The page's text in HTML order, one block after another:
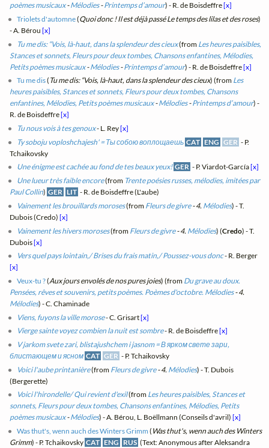
poèmes musicaux-Mélodies-Printemps d’amour) - R. de Boisdeffre[x]
Triolets d'automne(Quoi donc ! Il est déjà passé Le temps des lilas et des roses)
- A. Bérou[x]
Tu me dis: “Vois, là-haut, dans la splendeur des cieux(from Les heures paisibles,
Stances et sonnets, Fleurs pour deux tombes, Chansons enfantines, Mélodies,
Petits poèmes musicaux-Mélodies-Printemps d’amour) - R. de Boisdeffre[x]
Tu me dis( Tu me dis: “Vois, là-haut, dans la splendeur des cieux) (from Les
heures paisibles, Stances et sonnets, Fleurs pour deux tombes, Chansons
enfantines, Mélodies, Petits poèmes musicaux-Mélodies-Printemps d’amour) -
R. de Boisdeffre[x]
Tu nous vois à tes genoux- L. Rey[x]
Ty soboju voploshchajesh' = Ты собою воплощаешь CAT ENG GER - P.
Tchaikovsky
Une énigme est cachée au fond de tes beaux yeux! GER - P. Viardot-García[x]
Une lueur très faible encore(from Trente poésies russes, mélodies, imitées par
Paul Collin) GER LIT - R. de Boisdeffre (L'aube)
Vainement les brouillards moroses(from Fleurs de givre- 4. Mélodies) - T.
Dubois (Credo)[x]
Vainement les hivers moroses(from Fleurs de givre- 4. Mélodies) (Credo) - T.
Dubois[x]
Vers quel pays lointain,/ Brises du frais matin,/ Poussez-vous donc- R. Berger
[x]
Veux-tu ?(Aux jours envolés de nos pures joies) (from Du grave au doux.
Pensées, rêves et souvenirs, petits poèmes. Poèmes d'octobre. Mélodies- 4.
Mélodies) - C. Chaminade
Viens, fuyons la ville morose- C. Grisart[x]
Vierge sainte voyez combien la nuit est sombre- R. de Boisdeffre[x]
V jarkom svete zari, blistajushchem i jasnom = В ярком свете зари,
блистающем и ясном CAT GER - P. Tchaikovsky
Voici l'aube printanière(from Fleurs de givre- 4. Mélodies) - T. Dubois
(Bergerette)
Voici l'hirondelle/ Qui revient d'exil(from Les heures paisibles, Stances et
sonnets, Fleurs pour deux tombes, Chansons enfantines, Mélodies, Petits
poèmes musicaux-Mélodies) - A. Bérou, L. Boëllmann (Conseils d'avril)[x]
Was thut's, wenn auch des Winters Grimm ( Was thut's, wenn auch des Winters
Grimm) - P. Tchaikovsky CAT ENG RUS (Text: Anonymous after Aleksandra